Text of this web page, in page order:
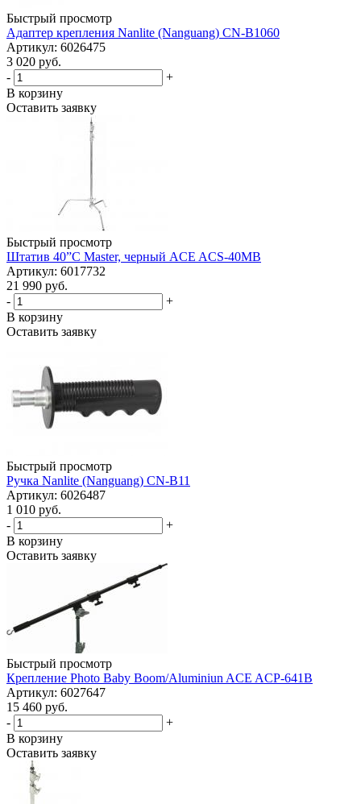
Быстрый просмотр
Адаптер крепления Nanlite (Nanguang) CN-B1060
Артикул: 6026475
3 020 руб.
-
+
В корзину
Оставить заявку
Быстрый просмотр
Штатив 40”C Master, черный ACE ACS-40MB
Артикул: 6017732
21 990 руб.
-
+
В корзину
Оставить заявку
Быстрый просмотр
Ручка Nanlite (Nanguang) CN-B11
Артикул: 6026487
1 010 руб.
-
+
В корзину
Оставить заявку
Быстрый просмотр
Крепление Photo Baby Boom/Aluminiun ACE ACP-641B
Артикул: 6027647
15 460 руб.
-
+
В корзину
Оставить заявку